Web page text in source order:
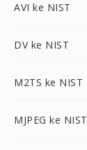
AVI ke NIST
DV ke NIST
M2TS ke NIST
MJPEG ke NIST